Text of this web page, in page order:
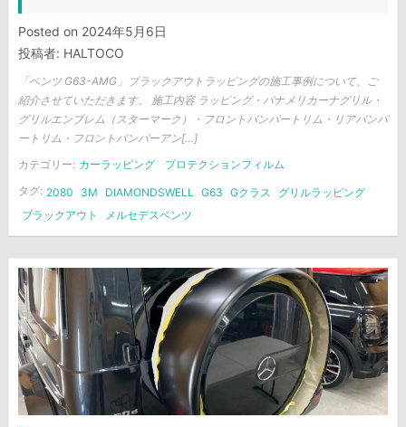
Posted on 2024年5月6日
投稿者: HALTOCO
「ベンツ G63-AMG」ブラックアウトラッピングの施工事例について、ご
紹介させていただきます。 施工内容 ラッピング・パナメリカーナグリル・
グリルエンブレム（スターマーク）・フロントバンパートリム・リアバンパ
ートリム・フロントバンパーアン[…]
カテゴリー: カーラッピング
プロテクションフィルム
タグ: 2080 3M DIAMONDSWELL G63 Gクラス
グリルラッピング
ブラックアウト
メルセデスベンツ